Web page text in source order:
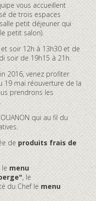
vous accueillent
de trois espaces
petit déjeuner qui
petit salon).
soir 12h à 13h30 et de
soir de 19h15 à 21h.
2016, venez profiter
19 mai réouverture de la
prendrons les
qui au fil du
deproduits frais de
lemenu
, le
du Chef lemenu